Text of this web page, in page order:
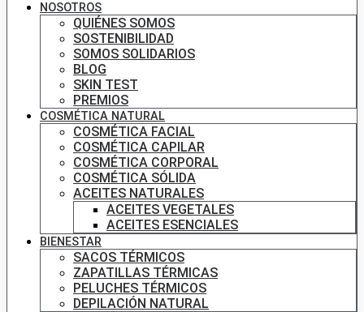
NOSOTROS
QUIÉNES SOMOS
SOSTENIBILIDAD
SOMOS SOLIDARIOS
BLOG
SKIN TEST
PREMIOS
COSMÉTICA NATURAL
COSMÉTICA FACIAL
COSMÉTICA CAPILAR
COSMÉTICA CORPORAL
COSMÉTICA SÓLIDA
ACEITES NATURALES
ACEITES VEGETALES
ACEITES ESENCIALES
BIENESTAR
SACOS TÉRMICOS
ZAPATILLAS TÉRMICAS
PELUCHES TÉRMICOS
DEPILACIÓN NATURAL